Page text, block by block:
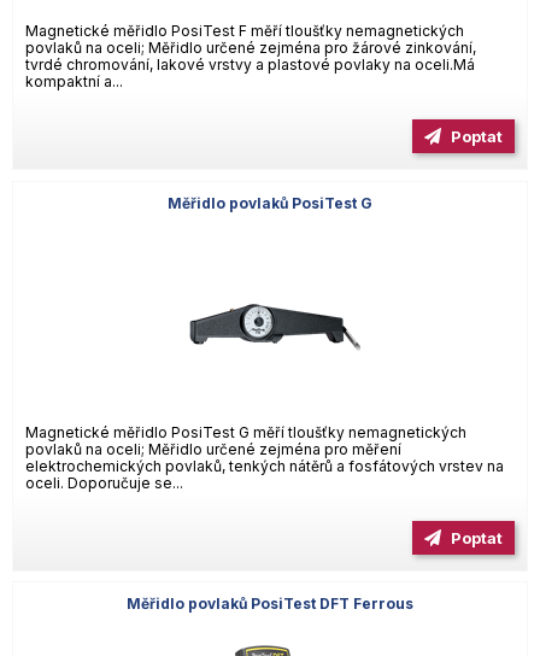
Magnetické měřidlo PosiTest F měří tloušťky nemagnetických
povlaků na oceli; Měřidlo určené zejména pro žárové zinkování,
tvrdé chromování, lakové vrstvy a plastové povlaky na oceli.Má
kompaktní a...
Poptat
Měřidlo povlaků PosiTest G
Magnetické měřidlo PosiTest G měří tloušťky nemagnetických
povlaků na oceli; Měřidlo určené zejména pro měření
elektrochemických povlaků, tenkých nátěrů a fosfátových vrstev na
oceli. Doporučuje se...
Poptat
Měřidlo povlaků PosiTest DFT Ferrous